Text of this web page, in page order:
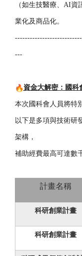
（如生技醫療、AI資
業化及商品化。
---
資金大解密：國科
本次國科會人員將特
以下是多項與技術研
架構，
補助經費最高可達數
計畫名稱
科研創業計畫
科研創業計畫